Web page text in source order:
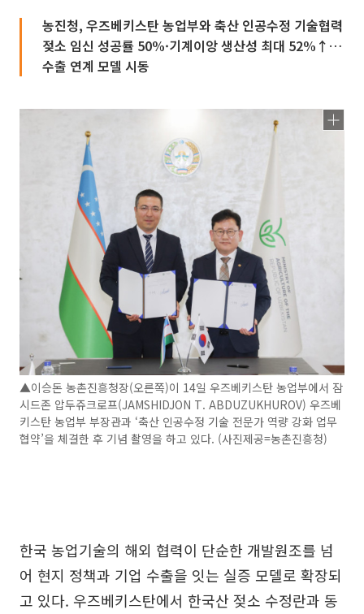
농진청, 우즈베키스탄 농업부와 축산 인공수정 기술협력
젖소 임신 성공률 50%·기계이앙 생산성 최대 52%↑…
수출 연계 모델 시동
▲이승돈 농촌진흥청장(오른쪽)이 14일 우즈베키스탄 농업부에서 잠
시드존 압두쥬크로프(JAMSHIDJON T. ABDUZUKHUROV) 우즈베
키스탄 농업부 부장관과 ‘축산 인공수정 기술 전문가 역량 강화 업무
협약’을 체결한 후 기념 촬영을 하고 있다. (사진제공=농촌진흥청)
한국 농업기술의 해외 협력이 단순한 개발원조를 넘
어 현지 정책과 기업 수출을 잇는 실증 모델로 확장되
고 있다. 우즈베키스탄에서 한국산 젖소 수정란과 동